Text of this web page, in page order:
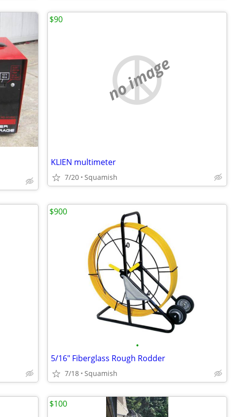
no image
KLIEN multimeter
7/20 Squamish
$90
•
5/16" Fiberglass Rough Rodder
7/18 Squamish
$900
$100